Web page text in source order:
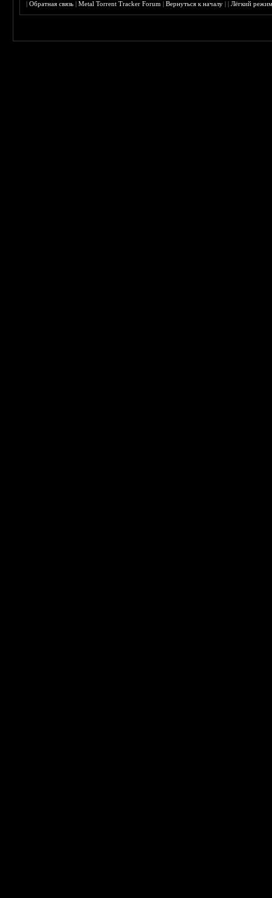
|Обратная связь |Metal Torrent Tracker Forum |Вернуться к началу ||Лёгкий